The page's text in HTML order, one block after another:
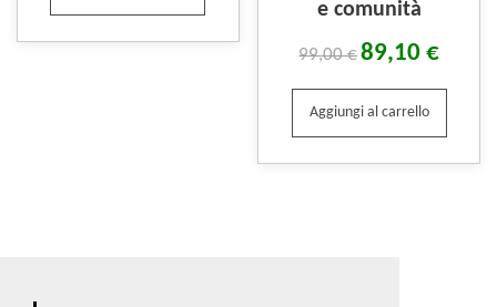
e comunità
99,00€89,10€
Aggiungi al carrello